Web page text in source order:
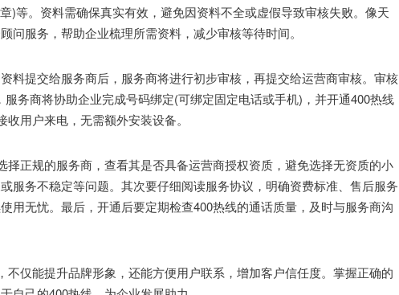
)等。资料需确保真实有效，避免因资料不全或虚假导致审核失败。像天
问服务，帮助企业梳理所需资料，减少审核等待时间。
提交给服务商后，服务商将进行初步审核，再提交给运营商审核。审核
务商将协助企业完成号码绑定(可绑定固定电话或手机)，并开通400热线
用户来电，无需额外安装设备。
正规的服务商，查看其是否具备运营商授权资质，避免选择无资质的小
服务不稳定等问题。其次要仔细阅读服务协议，明确资费标准、售后服务
用无忧。最后，开通后要定期检查400热线的通话质量，及时与服务商沟
仅能提升品牌形象，还能方便用户联系，增加客户信任度。掌握正确的